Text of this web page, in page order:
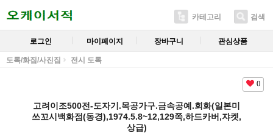
카테고리 검색
로그인 마이페이지 장바구니 관심상품
도록/화집/사진집 전시 도록
0
고려이조500전-도자기.목공가구.금속공예.회화(일본미
쓰꼬시백화점(동경),1974.5.8~12,129쪽,하드카버,쟈켓,
상급)